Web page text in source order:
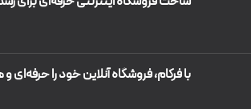
با فرکام، فروشگاه آنلاین خود را